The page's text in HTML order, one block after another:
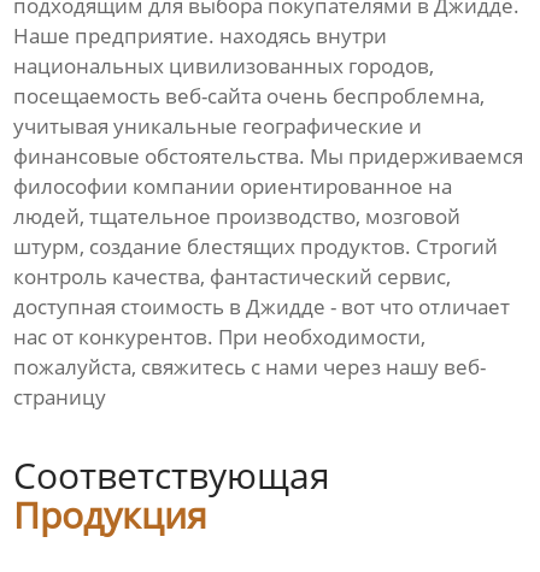
подходящим для выбора покупателями в Джидде.
Наше предприятие. находясь внутри
национальных цивилизованных городов,
посещаемость веб-сайта очень беспроблемна,
учитывая уникальные географические и
финансовые обстоятельства. Мы придерживаемся
философии компании ориентированное на
людей, тщательное производство, мозговой
штурм, создание блестящих продуктов. Строгий
контроль качества, фантастический сервис,
доступная стоимость в Джидде - вот что отличает
нас от конкурентов. При необходимости,
пожалуйста, свяжитесь с нами через нашу веб-
страницу
Соответствующая
Продукция